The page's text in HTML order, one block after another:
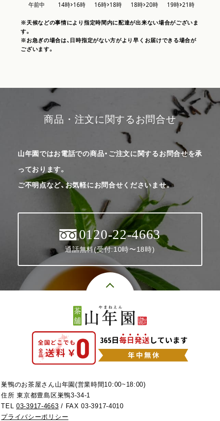
※天候などの事情により指定時間内に配達が出来ない場合がございま
す。
※お急ぎの場合は、日時指定がない方がより早くお届けできる場合が
ございます。
商品・注文に関するお問合せ
山年園ではお電話での商品・ご注文に関するお問合せを承
っております。
ご不明点など、お気軽にお問合せくださいませ。
0120-22-4663
通話無料(受付:10時〜18時)
巣鴨のお茶屋さん山年園(営業時間10:00~18:00)
住所 東京都豊島区巣鴨3-34-1
TEL03-3917-4663 / FAX 03-3917-4010
プライバシーポリシー